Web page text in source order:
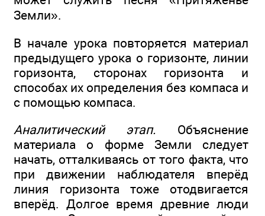
Земли».
В начале урока повторяется материал
предыдущего урока о горизонте, линии
горизонта, сторонах горизонта и
способах их определения без компаса и
с помощью компаса.
Аналитический этап. Объяснение
материала о форме Земли следует
начать, отталкиваясь от того факта, что
при движении наблюдателя вперёд
линия горизонта тоже отодвигается
вперёд. Долгое время древние люди